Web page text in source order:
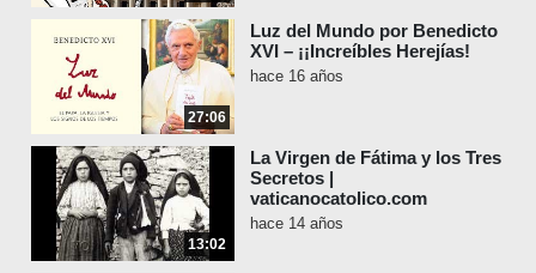
27:06
Luz del Mundo por Benedicto
XVI – ¡¡Increíbles Herejías!
hace 16 años
13:02
La Virgen de Fátima y los Tres
Secretos |
vaticanocatolico.com
hace 14 años